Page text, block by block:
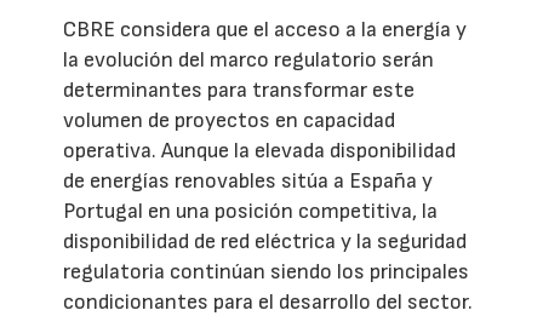
CBRE considera que el acceso a la energía y
la evolución del marco regulatorio serán
determinantes para transformar este
volumen de proyectos en capacidad
operativa. Aunque la elevada disponibilidad
de energías renovables sitúa a España y
Portugal en una posición competitiva, la
disponibilidad de red eléctrica y la seguridad
regulatoria continúan siendo los principales
condicionantes para el desarrollo del sector.